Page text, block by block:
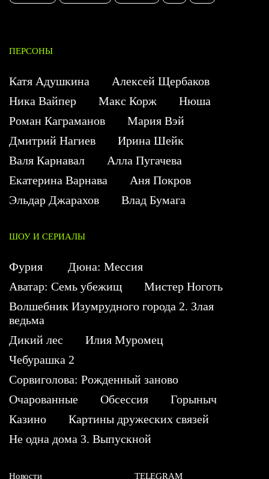
ПЕРСОНЫ
Катя Адушкина
Алексей Щербаков
Ника Вайпер
Макс Корж
Нюша
Роман Каграманов
Мария Вэй
Дмитрий Нагиев
Ирина Шейк
Валя Карнавал
Алла Пугачева
Екатерина Варнава
Аня Покров
Эльдар Джарахов
Влад Бумага
ШОУ И СЕРИАЛЫ
Фурия
Дюна: Мессия
Аватар: Семь убежищ
Мистер Ноготь
Волшебник Изумрудного города 2. Злая
ведьма
Дикий лес
Илия Муромец
Чебурашка 2
Сорвиголова: Рожденный заново
Очарованные
Обсессия
Горыныч
Казино
Картины дружеских связей
Не одна дома 3. Выпускной
Новости
TELEGRAM